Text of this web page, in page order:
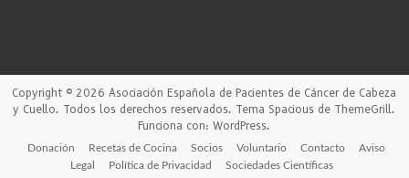
Copyright © 2026Asociación Española de Pacientes de Cáncer de Cabeza
y Cuello. Todos los derechos reservados. Tema Spacious de ThemeGrill.
Funciona con:WordPress.
Donación Recetas de Cocina Socios Voluntario Contacto
Aviso
Legal
Política de Privacidad Sociedades Científicas